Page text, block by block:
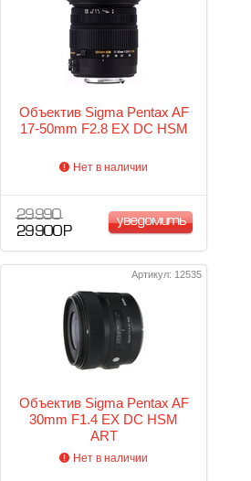
Объектив Sigma Pentax AF
17-50mm F2.8 EX DC HSM
Нет в наличии
29 990
29 900 Р
уведомить
Артикул: 12535
Объектив Sigma Pentax AF
30mm F1.4 EX DC HSM
ART
Нет в наличии